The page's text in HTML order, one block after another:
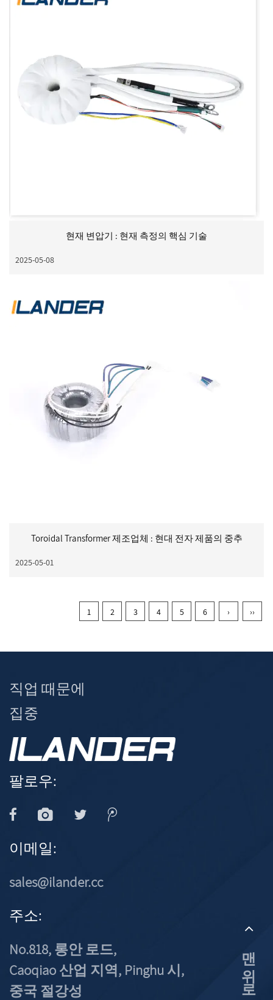
현재 변압기 : 현재 측정의 핵심 기술
2025-05-08
Toroidal Transformer 제조업체 : 현대 전자 제품의 중추
2025-05-01
1 2 3 4 5 6 › ››
직업 때문에
집중
팔로우:
이메일:
sales@ilander.cc
주소:
No.818, 롱안 로드,
Caoqiao 산업 지역, Pinghu 시,
중국 절강성
맨 위로